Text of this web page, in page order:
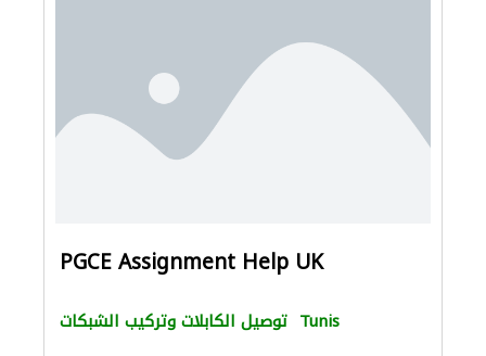
PGCE Assignment Help UK
توصيل الكابلات وتركيب الشبكات Tunis